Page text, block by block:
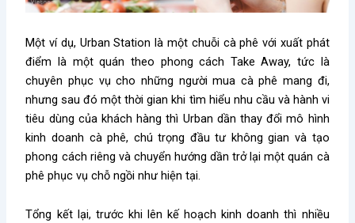
Một ví dụ, Urban Station là một chuỗi cà phê với xuất phát
điểm là một quán theo phong cách Take Away, tức là
chuyên phục vụ cho những người mua cà phê mang đi,
nhưng sau đó một thời gian khi tìm hiểu nhu cầu và hành vi
tiêu dùng của khách hàng thì Urban dần thay đổi mô hình
kinh doanh cà phê, chú trọng đầu tư không gian và tạo
phong cách riêng và chuyển hướng dần trở lại một quán cà
phê phục vụ chỗ ngồi như hiện tại.
Tổng kết lại, trước khi lên kế hoạch kinh doanh thì nhiều